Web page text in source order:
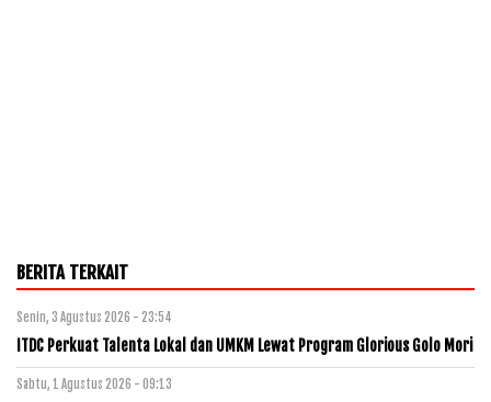
BERITA TERKAIT
Senin, 3 Agustus 2026 - 23:54
ITDC Perkuat Talenta Lokal dan UMKM Lewat Program Glorious Golo Mori
Sabtu, 1 Agustus 2026 - 09:13